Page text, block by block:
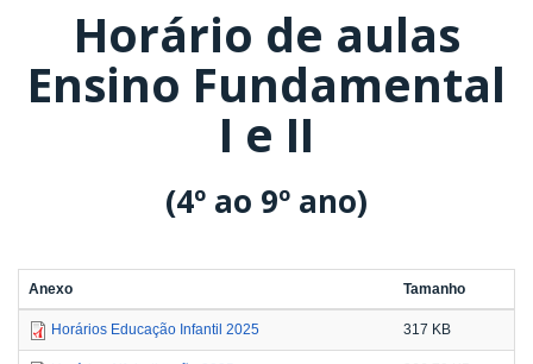
Horário de aulas
Ensino Fundamental
I e II
(4º ao 9º ano)
Anexo Tamanho
Horários Educação Infantil 2025 317 KB